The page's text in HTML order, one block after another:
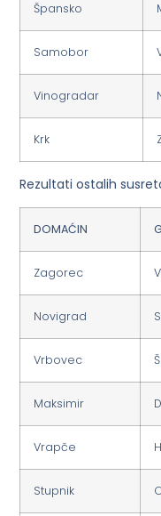
Špansko
Samobor
Vinogradar
Krk
Rezultati ostalih
DOMAĆIN
Zagorec
Novigrad
Vrbovec
Maksimir
Vrapče
Stupnik